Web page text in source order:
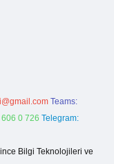
Teams:
0 726 Telegram:
Bilgi Teknolojileri ve